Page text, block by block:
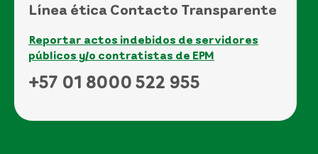
Línea ética Contacto Transparente
Reportar actos indebidos de servidores
públicos y/o contratistas de EPM
+57 01 8000 522 955